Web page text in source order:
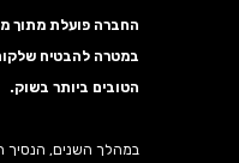
החברה פועלת מתוך
במטרה להבטיח
הטובים ביותר בשוק.
במהלך השנים,